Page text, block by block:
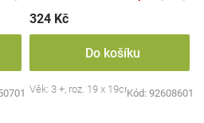
324 Kč
Do košíku
Věk: 3 +, roz. 19 x 19cmKód: 92608601